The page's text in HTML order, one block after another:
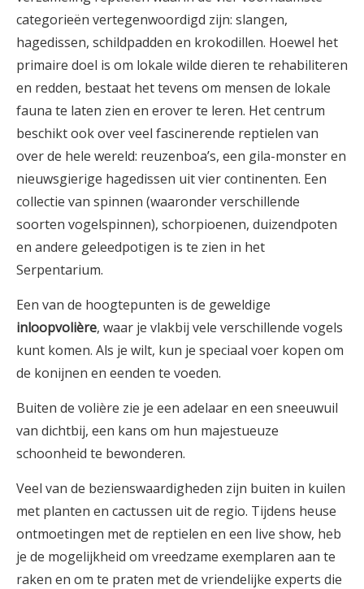
categorieën vertegenwoordigd zijn: slangen,
hagedissen, schildpadden en krokodillen. Hoewel het
primaire doel is om lokale wilde dieren te rehabiliteren
en redden, bestaat het tevens om mensen de lokale
fauna te laten zien en erover te leren. Het centrum
beschikt ook over veel fascinerende reptielen van
over de hele wereld: reuzenboa’s, een gila-monster en
nieuwsgierige hagedissen uit vier continenten. Een
collectie van spinnen (waaronder verschillende
soorten vogelspinnen), schorpioenen, duizendpoten
en andere geleedpotigen is te zien in het
Serpentarium.
Een van de hoogtepunten is de geweldige
inloopvolière, waar je vlakbij vele verschillende vogels
kunt komen. Als je wilt, kun je speciaal voer kopen om
de konijnen en eenden te voeden.
Buiten de volière zie je een adelaar en een sneeuwuil
van dichtbij, een kans om hun majestueuze
schoonheid te bewonderen.
Veel van de bezienswaardigheden zijn buiten in kuilen
met planten en cactussen uit de regio. Tijdens heuse
ontmoetingen met de reptielen en een live show, heb
je de mogelijkheid om vreedzame exemplaren aan te
raken en om te praten met de vriendelijke experts die